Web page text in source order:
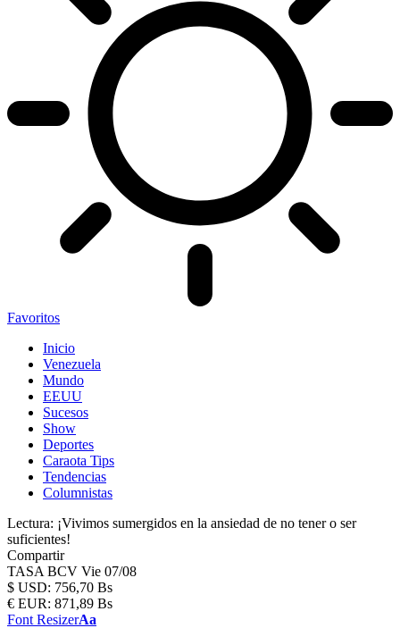
Favoritos
Inicio
Venezuela
Mundo
EEUU
Sucesos
Show
Deportes
Caraota Tips
Tendencias
Columnistas
Lectura: ¡Vivimos sumergidos en la ansiedad de no tener o ser
suficientes!
Compartir
TASA BCV Vie 07/08
$ USD: 756,70 Bs
€ EUR: 871,89 Bs
Font ResizerAa